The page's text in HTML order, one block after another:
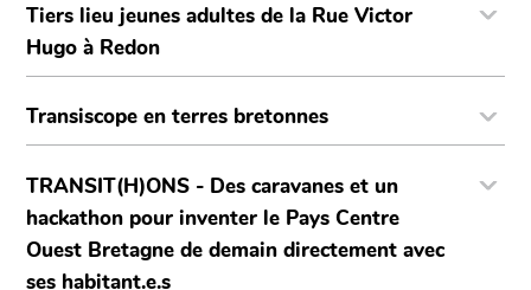
Tiers lieu jeunes adultes de la Rue Victor
Hugo à Redon
Transiscope en terres bretonnes​
TRANSIT(H)ONS - Des caravanes et un
hackathon pour inventer le Pays Centre
Ouest Bretagne de demain directement avec
ses habitant.e.s